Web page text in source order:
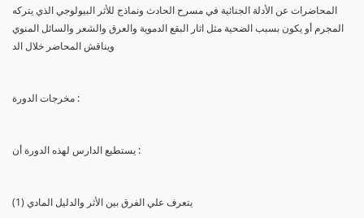
المحاضرات عن الأدلة الجنائية في مسرح الحادث ونماذج للأثر البيولوجي الذي يتركه
المجرم أو يكون بسبب الضحية مثل اثار البقع الدموية والعرق والشعر والسائل المنوي
ويناقش المحاضر خلال الد
مخرجات الدورة :
يستطيع الدارس لهذه الدورة أن :
(1) يتعرف علي الفرق بين الأثر والدليل المادي